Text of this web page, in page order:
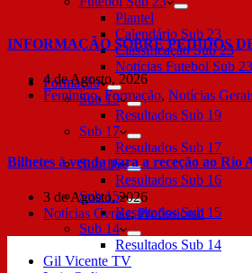
Plantel
Calendário Sub 23
Classificação Sub 23
Notícias Futebol Sub 23
Formação
Sub 19
Resultados Sub 19
Sub 17
Resultados Sub 17
Sub 16
Resultados Sub 16
Sub 15
Resultados Sub 15
Sub 14
Resultados Sub 14
Gil Vicente TV
INFORMAÇÃO SOBRE PEDIDOS
4 de Agosto, 2026
Feminino,Formação, Notícias
Bilhetes à venda para a receção ao Rio
3 de Agosto, 2026
Notícias Gerais,Profissional